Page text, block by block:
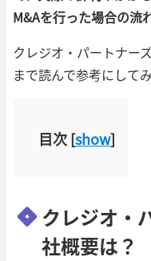
M&Aを行った場合の流
クレジオ・パートナー
まで読んで参考にして
目次[show]
クレジオ・
社概要は？